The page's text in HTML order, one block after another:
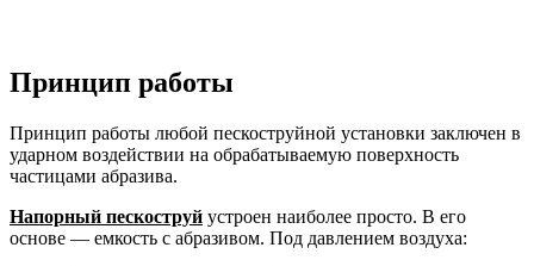
Принцип работы
Принцип работы любой пескоструйной установки заключен в
ударном воздействии на обрабатываемую поверхность
частицами абразива.
Напорный пескоструй устроен наиболее просто. В его
основе — емкость с абразивом. Под давлением воздуха: